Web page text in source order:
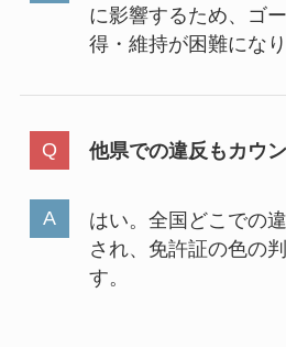
に影響するため、ゴ
得・維持が困難になり
他県での違反もカウ
はい。全国どこでの
され、免許証の色の
す。